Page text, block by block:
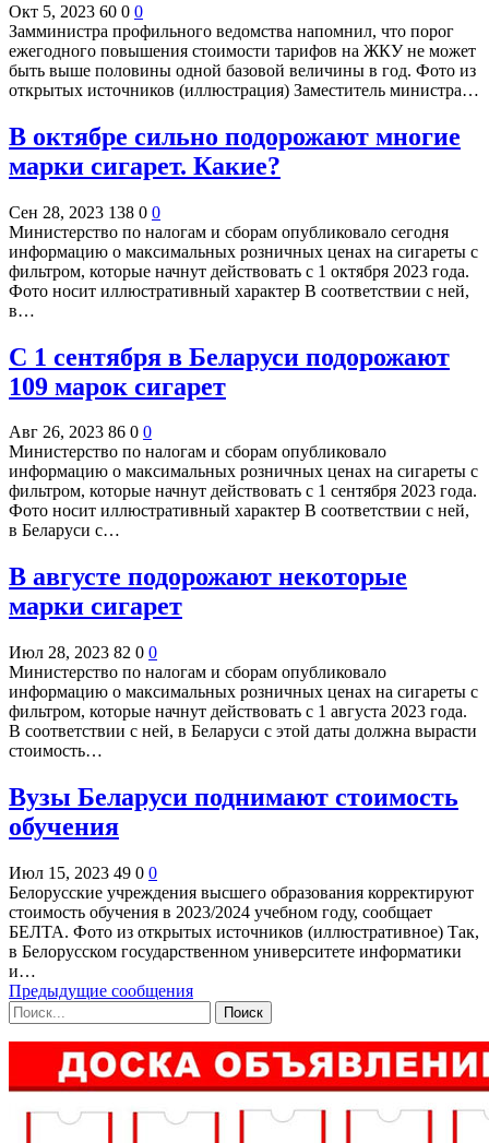
Окт 5, 2023 60 0 0
Замминистра профильного ведомства напомнил, что порог
ежегодного повышения стоимости тарифов на ЖКУ не может
быть выше половины одной базовой величины в год. Фото из
открытых источников (иллюстрация) Заместитель министра…
В октябре сильно подорожают многие
марки сигарет. Какие?
Сен 28, 2023 138 0 0
Министерство по налогам и сборам опубликовало сегодня
информацию о максимальных розничных ценах на сигареты с
фильтром, которые начнут действовать с 1 октября 2023 года.
Фото носит иллюстративный характер В соответствии с ней,
в…
С 1 сентября в Беларуси подорожают
109 марок сигарет
Авг 26, 2023 86 0 0
Министерство по налогам и сборам опубликовало
информацию о максимальных розничных ценах на сигареты с
фильтром, которые начнут действовать с 1 сентября 2023 года.
Фото носит иллюстративный характер В соответствии с ней,
в Беларуси с…
В августе подорожают некоторые
марки сигарет
Июл 28, 2023 82 0 0
Министерство по налогам и сборам опубликовало
информацию о максимальных розничных ценах на сигареты с
фильтром, которые начнут действовать с 1 августа 2023 года.
В соответствии с ней, в Беларуси с этой даты должна вырасти
стоимость…
Вузы Беларуси поднимают стоимость
обучения
Июл 15, 2023 49 0 0
Белорусские учреждения высшего образования корректируют
стоимость обучения в 2023/2024 учебном году, сообщает
БЕЛТА. Фото из открытых источников (иллюстративное) Так,
в Белорусском государственном университете информатики
и…
Предыдущие сообщения